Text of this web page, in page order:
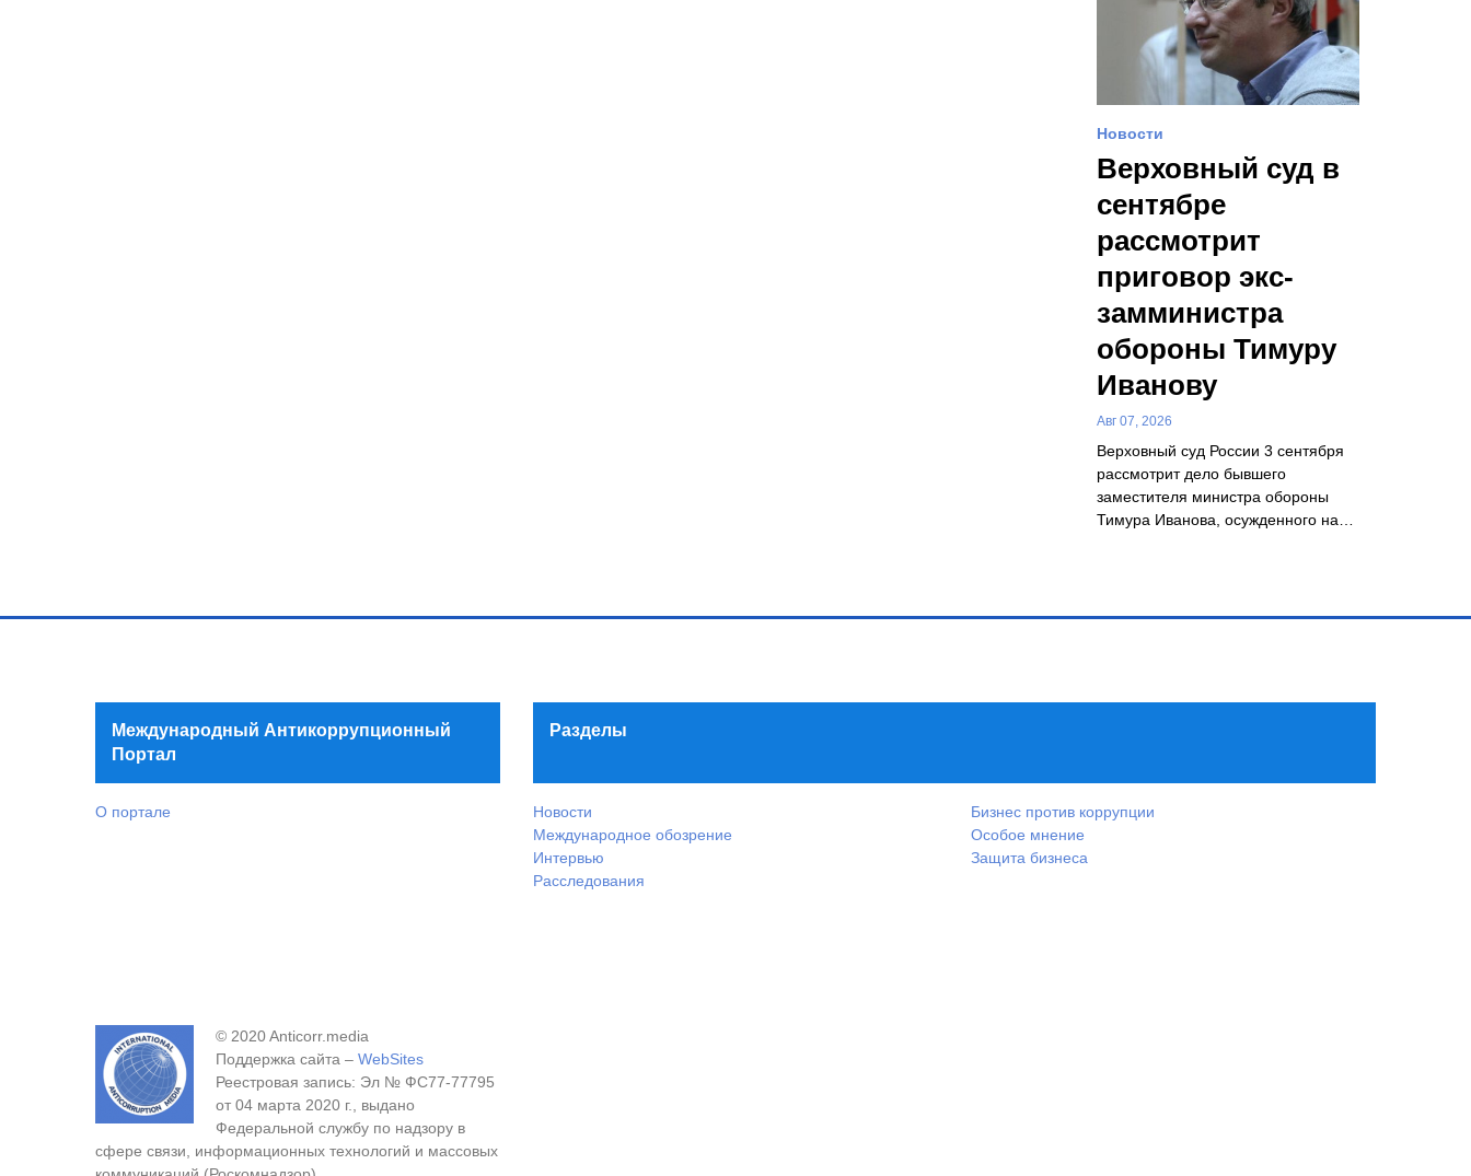
Новости
Верховный суд в
сентябре
рассмотрит
приговор экс-
замминистра
обороны Тимуру
Иванову
Авг 07, 2026
Верховный суд России 3 сентября
рассмотрит дело бывшего
заместителя министра обороны
Тимура Иванова, осужденного на…
Международный Антикоррупционный
Портал
О портале
Разделы
Новости
Международное обозрение
Интервью
Расследования
Бизнес против коррупции
Особое мнение
Защита бизнеса
© 2020 Anticorr.media
Поддержка сайта – WebSites
Реестровая запись: Эл № ФС77-77795
от 04 марта 2020 г., выдано
Федеральной службу по надзору в
сфере связи, информационных технологий и массовых